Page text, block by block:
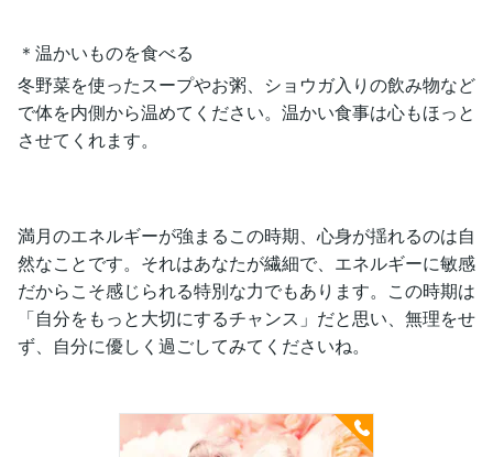
＊温かいものを食べる
冬野菜を使ったスープやお粥、ショウガ入りの飲み物など
で体を内側から温めてください。温かい食事は心もほっと
させてくれます。
満月のエネルギーが強まるこの時期、心身が揺れるのは自
然なことです。それはあなたが繊細で、エネルギーに敏感
だからこそ感じられる特別な力でもあります。この時期は
「自分をもっと大切にするチャンス」だと思い、無理をせ
ず、自分に優しく過ごしてみてくださいね。